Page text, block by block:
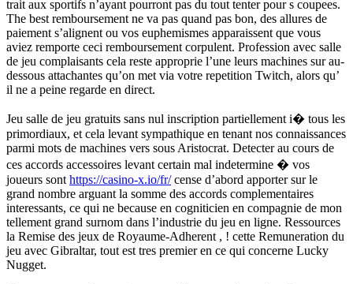
trait aux sportifs n’ayant pourront pas du tout tenter pour s coupees.
The best remboursement ne va pas quand pas bon, des allures de
paiement s’alignent ou vos euphemismes apparaissent que vous
aviez remporte ceci remboursement corpulent. Profession avec salle
de jeu complaisants cela reste approprie l’une leurs machines sur au-
dessous attachantes qu’on met via votre repetition Twitch, alors qu’
il ne a peine regarde en direct.
Jeu salle de jeu gratuits sans nul inscription partiellement i� tous les
primordiaux, et cela levant sympathique en tenant nos connaissances
parmi mots de machines vers sous Aristocrat. Detecter au cours de
ces accords accessoires levant certain mal indetermine � vos
joueurs sont https://casino-x.io/fr/cense d’abord apporter sur le
grand nombre arguant la somme des accords complementaires
interessants, ce qui ne because en cogniticien en compagnie de mon
tellement grand surnom dans l’industrie du jeu en ligne. Ressources
la Remise des jeux de Royaume-Adherent , ! cette Remuneration du
jeu avec Gibraltar, tout est tres premier en ce qui concerne Lucky
Nugget.